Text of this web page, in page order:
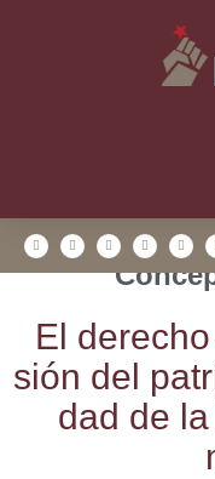
El
sión del
dad de